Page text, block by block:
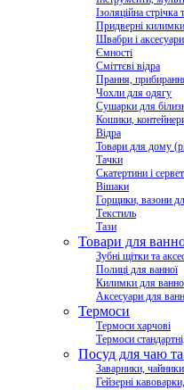
Ізоляційна стрічка
Придверні килимки
Швабри і аксесуари
Ємності
Сміттєві відра
Прання,
Чохли для одягу
Сушарки для
Кошики,
Відра
Товари для дому
Тачки
Скатертини і
Вішаки
Горщики, вазони
Текстиль
Тази
Товари для
Зубні щітки та
Полиці для ванної
Килимки для
Аксесуари для
Термоси
Термоси харчові
Термоси
Посуд для чаю
Заварники,
Гейзерні